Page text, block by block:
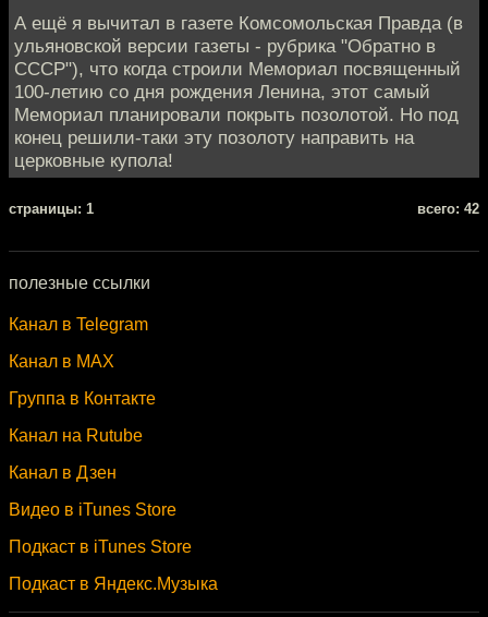
А ещё я вычитал в газете Комсомольская Правда (в
ульяновской версии газеты - рубрика "Обратно в
СССР"), что когда строили Мемориал посвященный
100-летию со дня рождения Ленина, этот самый
Мемориал планировали покрыть позолотой. Но под
конец решили-таки эту позолоту направить на
церковные купола!
cтраницы: 1 всего: 42
полезные ссылки
Канал в Telegram
Канал в MAX
Группа в Контакте
Канал на Rutube
Канал в Дзен
Видео в iTunes Store
Подкаст в iTunes Store
Подкаст в Яндекс.Музыка